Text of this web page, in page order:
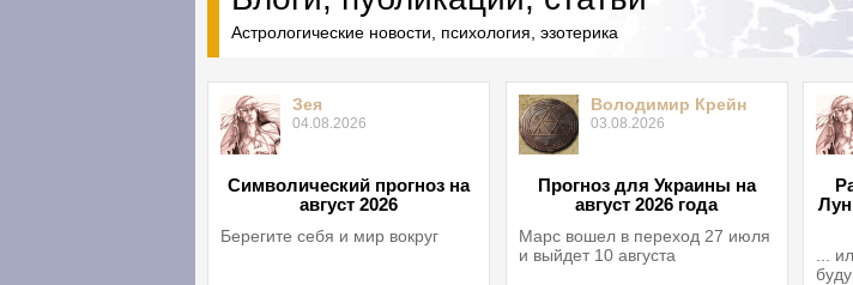
Астрологические новости, психология, эзотерика
Зея
04.08.2026
Символический прогноз на
август 2026
Берегите себя и мир вокруг
Володимир Крейн
03.08.2026
Прогноз для Украины на
август 2026 года
Марс вошел в переход 27 июля
и выйдет 10 августа
...